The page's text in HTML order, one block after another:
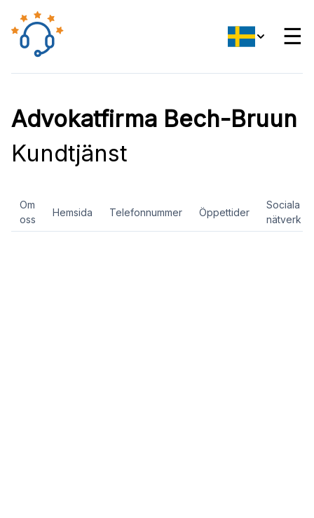
☰
Advokatfirma Bech-Bruun
Kundtjänst
Om
oss
Hemsida Telefonnummer Öppettider
Sociala
nätverk